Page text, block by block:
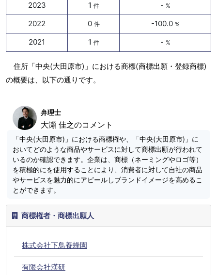
2023 1 件 - %
2022 0 件 -100.0 %
2021 1 件 - %
住所「中央(大田原市)」における商標(商標出願・登録商標)
の概要は、以下の通りです。
弁理士
大瀬 佳之のコメント
「中央(大田原市)」における商標権や、「中央(大田原市)」に
おいてどのような商品やサービスに対して商標出願が行われて
いるのか確認できます。企業は、商標（ネーミングやロゴ等）
を積極的にを使用することにより、消費者に対して自社の商品
やサービスを魅力的にアピールしブランドイメージを高めるこ
とができます。
商標権者・商標出願人
株式会社下鳥養蜂園
有限会社漢研